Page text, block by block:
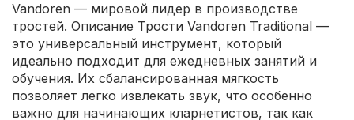
Vandoren — мировой лидер в производстве
тростей. Описание Трости Vandoren Traditional —
это универсальный инструмент, который
идеально подходит для ежедневных занятий и
обучения. Их сбалансированная мягкость
позволяет легко извлекать звук, что особенно
важно для начинающих кларнетистов, так как